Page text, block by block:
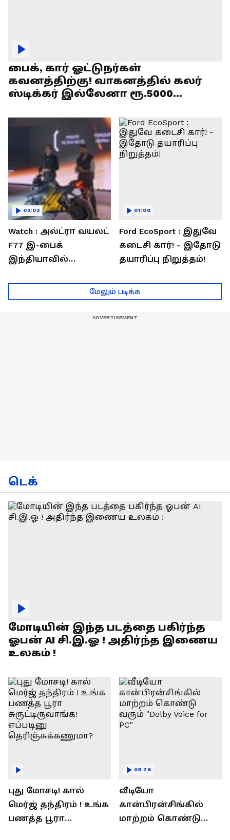
பைக், கார் ஓட்டுநர்கள்
கவனத்திற்கு! வாகனத்தில் கலர்
ஸ்டிக்கர் இல்லேனா ரூ.5000
Watch : அல்ட்ரா வயலட்
F77 இ-பைக்
இந்தியாவில்
சார்ஜில் 307கி.மீ
பயணம்!
03:03
Ford EcoSport : இதுவே
கடைசி கார்! - இதோடு
தயாரிப்பு நிறுத்தம்!
01:00
மேலும் படிக்க
டெக்
மோடியின் இந்த படத்தை பகிர்ந்த
ஓபன் AI சி.இ.ஓ ! அதிர்ந்த இணைய
உலகம் !
புது மோசடி! கால்
மெர்ஜ் தந்திரம் ! உங்க
பணத்த பூரா
வீடியோ
கான்பிரன்சிங்கில்
மாற்றம் கொண்டு
05:26